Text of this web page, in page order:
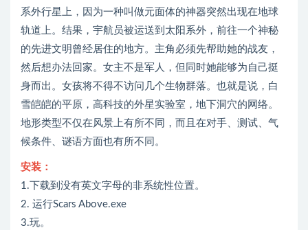
系外行星上，因为一种叫做元面体的神器突然出现在地球
轨道上。结果，宇航员被运送到太阳系外，前往一个神秘
的先进文明曾经居住的地方。主角必须先帮助她的战友，
然后想办法回家。女主不是军人，但同时她能够为自己挺
身而出。女孩将不得不访问几个生物群落。也就是说，白
雪皑皑的平原，高科技的外星实验室，地下洞穴的网络。
地形类型不仅在风景上有所不同，而且在对手、测试、气
候条件、谜语方面也有所不同。
安装：
1.下载到没有英文字母的非系统性位置。
2. 运行Scars Above.exe
3.玩。